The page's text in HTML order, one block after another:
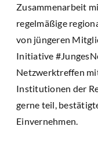
Zusammenarbeit
regelmäßige
von jüngeren
Initiative
Netzwerktreffen
Institutionen der
gerne teil,
Einvernehmen.